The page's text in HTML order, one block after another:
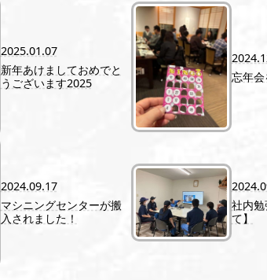
2025.01.07
新年あけましておめでと
うございます2025
忘年会
2024.09.17
マシニングセンターが搬
入されました！
社内
て】